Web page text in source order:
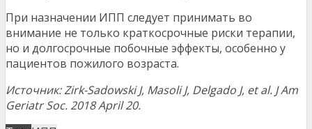
При назначении ИПП следует принимать во
внимание не только краткосрочные риски терапии,
но и долгосрочные побочные эффекты, особенно у
пациентов пожилого возраста.
Источник: Zirk-Sadowski J, Masoli J, Delgado J, et al. J Am
Geriatr Soc. 2018 April 20.